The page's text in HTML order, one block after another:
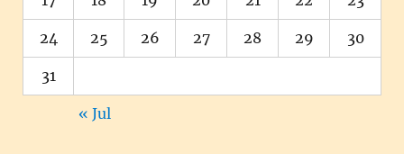
24 25 26 27 28 29 30
31
« Jul